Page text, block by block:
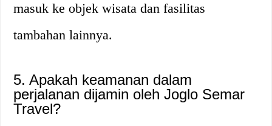
masuk ke objek wisata dan fasilitas
tambahan lainnya.
5. Apakah keamanan dalam
perjalanan dijamin oleh Joglo Semar
Travel?